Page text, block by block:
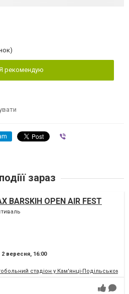
рекомендую
зараз
BARSKIH OPEN AIR FEST
2 вересня, 16:00
стадіон у Кам'янці-Подільському